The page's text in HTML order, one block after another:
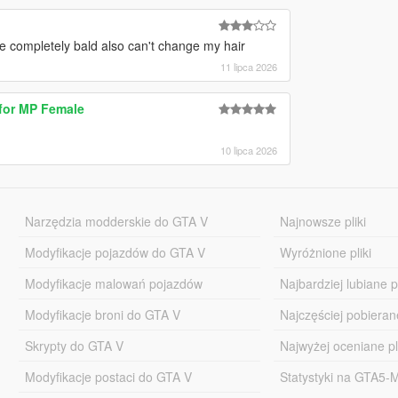
bald also can't change my hair
11 lipca 2026
MP Female
10 lipca 2026
Narzędzia modderskie do GTA V
Modyfikacje pojazdów do GTA V
Modyfikacje malowań pojazdów
Modyfikacje broni do GTA V
Skrypty do GTA V
Modyfikacje postaci do GTA V
Najnowsze pliki
Wyróżnione pliki
Najbardziej lubiane
Najczęściej
Najwyżej oceniane
Statystyki na GTA5-